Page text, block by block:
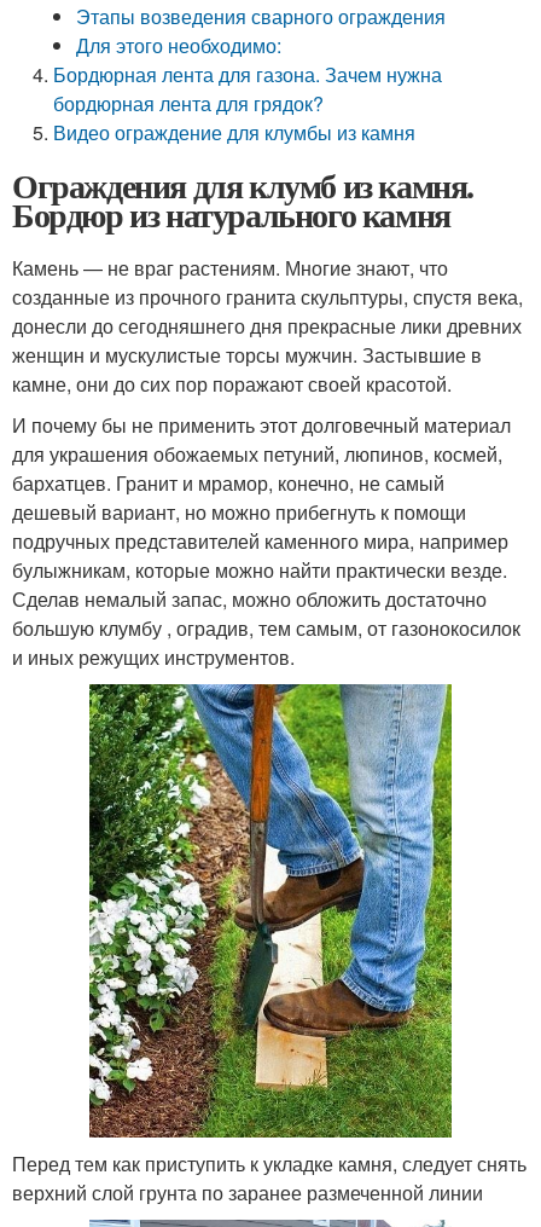
Этапы возведения сварного ограждения
Для этого необходимо:
Бордюрная лента для газона. Зачем нужна
бордюрная лента для грядок?
Видео ограждение для клумбы из камня
Ограждения для клумб из камня.
Бордюр из натурального камня
Камень — не враг растениям. Многие знают, что
созданные из прочного гранита скульптуры, спустя века,
донесли до сегодняшнего дня прекрасные лики древних
женщин и мускулистые торсы мужчин. Застывшие в
камне, они до сих пор поражают своей красотой.
И почему бы не применить этот долговечный материал
для украшения обожаемых петуний, люпинов, космей,
бархатцев. Гранит и мрамор, конечно, не самый
дешевый вариант, но можно прибегнуть к помощи
подручных представителей каменного мира, например
булыжникам, которые можно найти практически везде.
Сделав немалый запас, можно обложить достаточно
большую клумбу , оградив, тем самым, от газонокосилок
и иных режущих инструментов.
Перед тем как приступить к укладке камня, следует снять
верхний слой грунта по заранее размеченной линии